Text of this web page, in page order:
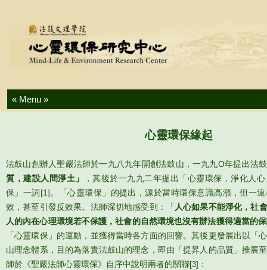
Skip to content
心靈環保緣起
法鼓山創辦人聖嚴法師於一九八九年開創法鼓山，一九九O年提出法
質，建設人間淨土」
，其後於一九九二年提出「心靈環保，淨化人
保」一詞[1]。「心靈環保」的提出，源於當時環保意識高漲，但一
效，甚至引發反效果。法師深切地感受到：「 人心如果不能淨化，社
人的內在心理環境若不保護，社會的自然環境也沒有辦法獲得適當的
「心靈環保」的運動，並獲得當時各方面的回響。其後更發展出以「
山理念體系，目的為落實法鼓山的理念，即由「提昇人的品質」推展
師於《聖嚴法師心靈環保》自序中說明兩者的關聯[3] ：